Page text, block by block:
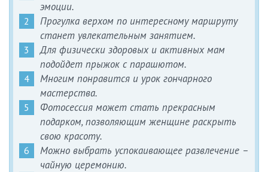
эмоции.
Прогулка верхом по интересному маршруту
станет увлекательным занятием.
Для физически здоровых и активных мам
подойдет прыжок с парашютом.
Многим понравится и урок гончарного
мастерства.
Фотосессия может стать прекрасным
подарком, позволяющим женщине раскрыть
свою красоту.
Можно выбрать успокаивающее развлечение –
чайную церемонию.